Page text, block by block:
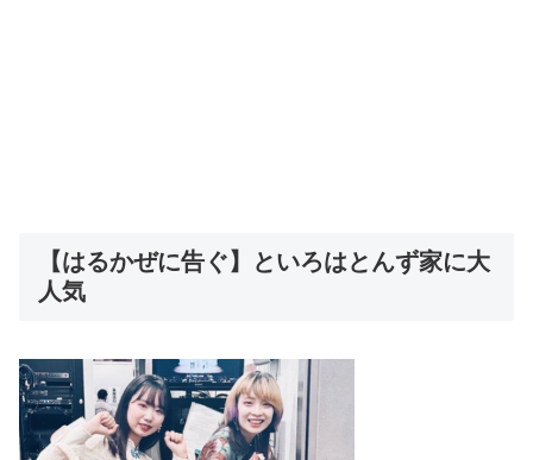
【はるかぜに告ぐ】といろはとんず家に大
人気